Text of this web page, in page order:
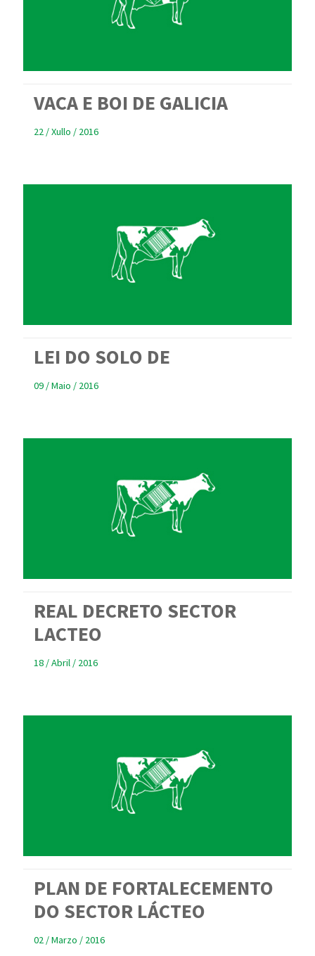
VACA E BOI DE GALICIA
22 / Xullo / 2016
LEI DO SOLO DE
09 / Maio / 2016
REAL DECRETO SECTOR
LACTEO
18 / Abril / 2016
PLAN DE FORTALECEMENTO
DO SECTOR LÁCTEO
02 / Marzo / 2016